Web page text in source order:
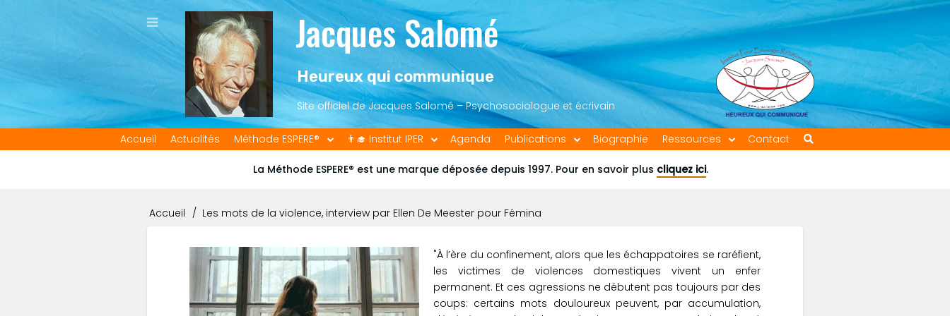
Jacques Salomé
Heureux qui communique
Site officiel de Jacques Salomé – Psychosociologue et écrivain
Main
Accueil Actualités Méthode ESPERE® 👨‍🎓 Institut IPER Agenda Publications Biographie Ressources Contact
La Méthode ESPERE® est une marque déposée depuis 1997. Pour en savoir plus cliquez ici.
Fil
d'Ariane
Accueil Les mots de la violence, interview par Ellen De Meester pour Fémina
"À l’ère du confinement, alors que les échappatoires se raréfient,
les victimes de violences domestiques vivent un enfer
permanent. Et ces agressions ne débutent pas toujours par des
coups: certains mots douloureux peuvent, par accumulation,